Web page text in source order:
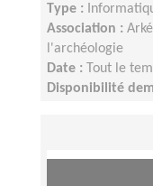
Type :
Association :
l'archéologie
Date :
Tout le
Disponibilité